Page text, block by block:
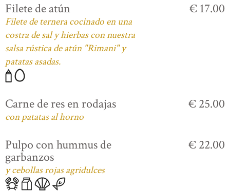
Filete de atún
Filete de ternera cocinado en una
costra de sal y hierbas con nuestra
salsa rústica de atún "Rimani" y
patatas asadas.
€ 17.00
Carne de res en rodajas
con patatas al horno
€ 25.00
Pulpo con hummus de
garbanzos
y cebollas rojas agridulces
€ 22.00